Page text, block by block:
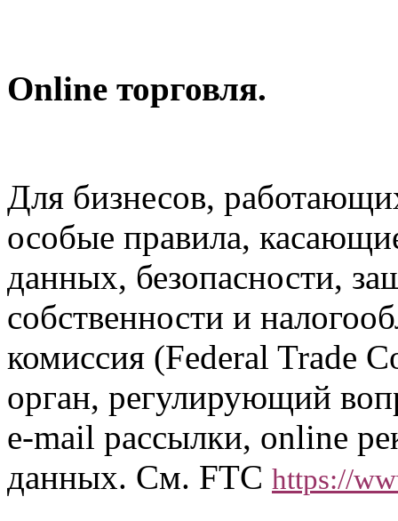
Online торговля.
Для бизнесов,
особые правила,
данных, безопасности,
собственности и
комиссия (Federal Trade
орган, регулирующий
e-mail рассылки, online
данных. См. FTC https://